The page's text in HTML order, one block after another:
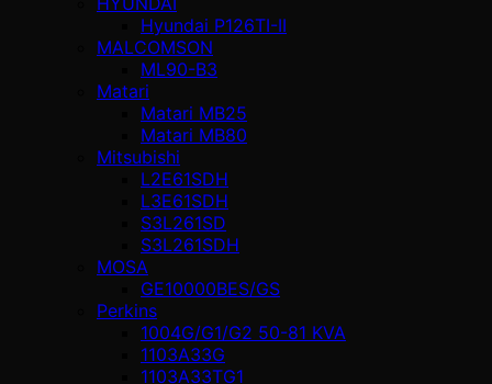
Hyundai P126TI-II
MALCOMSON
ML90-B3
Matari
Matari MB25
Matari MB80
Mitsubishi
L2E61SDH
L3E61SDH
S3L261SD
S3L261SDH
MOSA
GE10000BES/GS
Perkins
1004G/G1/G2 50-81 KVA
1103A33G
1103A33TG1